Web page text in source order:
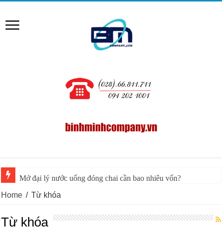
Mở đại lý nước uống đóng chai cần bao nhiêu vốn?
Home / Từ khóa
Từ khóa